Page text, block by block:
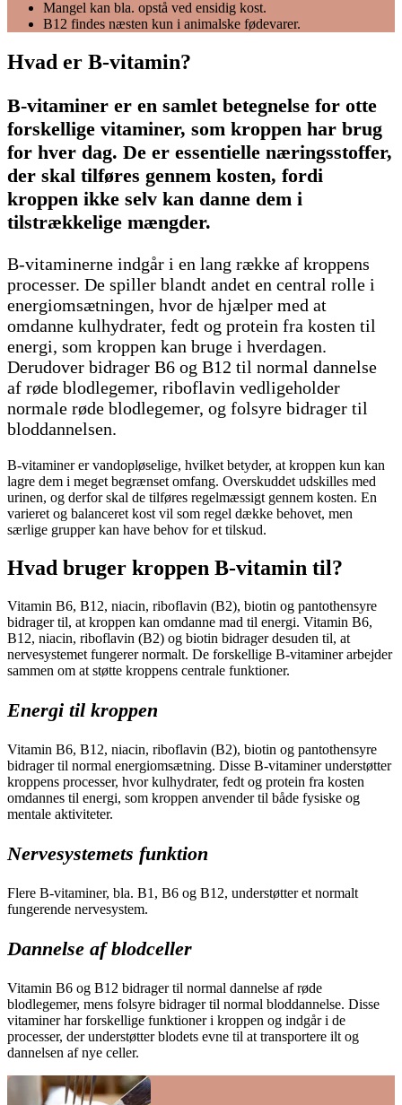
Mangel kan bla. opstå ved ensidig kost.
B12 findes næsten kun i animalske fødevarer.
Hvad er B-vitamin?
B-vitaminer er en samlet betegnelse for otte
forskellige vitaminer, som kroppen har brug
for hver dag. De er essentielle næringsstoffer,
der skal tilføres gennem kosten, fordi
kroppen ikke selv kan danne dem i
tilstrækkelige mængder.
B-vitaminerne indgår i en lang række af kroppens
processer. De spiller blandt andet en central rolle i
energiomsætningen, hvor de hjælper med at
omdanne kulhydrater, fedt og protein fra kosten til
energi, som kroppen kan bruge i hverdagen.
Derudover bidrager B6 og B12 til normal dannelse
af røde blodlegemer, riboflavin vedligeholder
normale røde blodlegemer, og folsyre bidrager til
bloddannelsen.
B-vitaminer er vandopløselige, hvilket betyder, at kroppen kun kan
lagre dem i meget begrænset omfang. Overskuddet udskilles med
urinen, og derfor skal de tilføres regelmæssigt gennem kosten. En
varieret og balanceret kost vil som regel dække behovet, men
særlige grupper kan have behov for et tilskud.
Hvad bruger kroppen B-vitamin til?
Vitamin B6, B12, niacin, riboflavin (B2), biotin og pantothensyre
bidrager til, at kroppen kan omdanne mad til energi. Vitamin B6,
B12, niacin, riboflavin (B2) og biotin bidrager desuden til, at
nervesystemet fungerer normalt. De forskellige B-vitaminer arbejder
sammen om at støtte kroppens centrale funktioner.
Energi til kroppen
Vitamin B6, B12, niacin, riboflavin (B2), biotin og pantothensyre
bidrager til normal energiomsætning. Disse B-vitaminer understøtter
kroppens processer, hvor kulhydrater, fedt og protein fra kosten
omdannes til energi, som kroppen anvender til både fysiske og
mentale aktiviteter.
Nervesystemets funktion
Flere B-vitaminer, bla. B1, B6 og B12, understøtter et normalt
fungerende nervesystem.
Dannelse af blodceller
Vitamin B6 og B12 bidrager til normal dannelse af røde
blodlegemer, mens folsyre bidrager til normal bloddannelse. Disse
vitaminer har forskellige funktioner i kroppen og indgår i de
processer, der understøtter blodets evne til at transportere ilt og
dannelsen af nye celler.